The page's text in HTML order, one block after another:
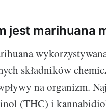
jest marihuana
składników
na organizm.
(THC) i